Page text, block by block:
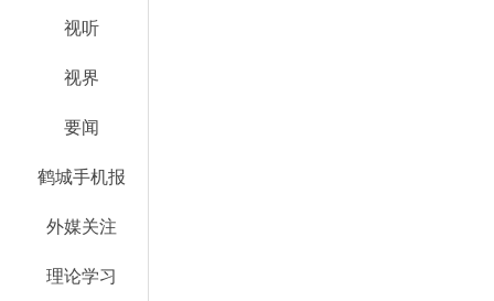
视听
视界
要闻
鹤城手机报
外媒关注
理论学习